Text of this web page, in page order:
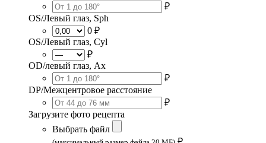
₽
OS/Левый глаз, Sph
0 ₽
OS/Левый глаз, Cyl
₽
OD/левый глаз, Ax
₽
DP/Межцентровое расстояние
₽
Загрузите фото рецепта
Выбрать файл